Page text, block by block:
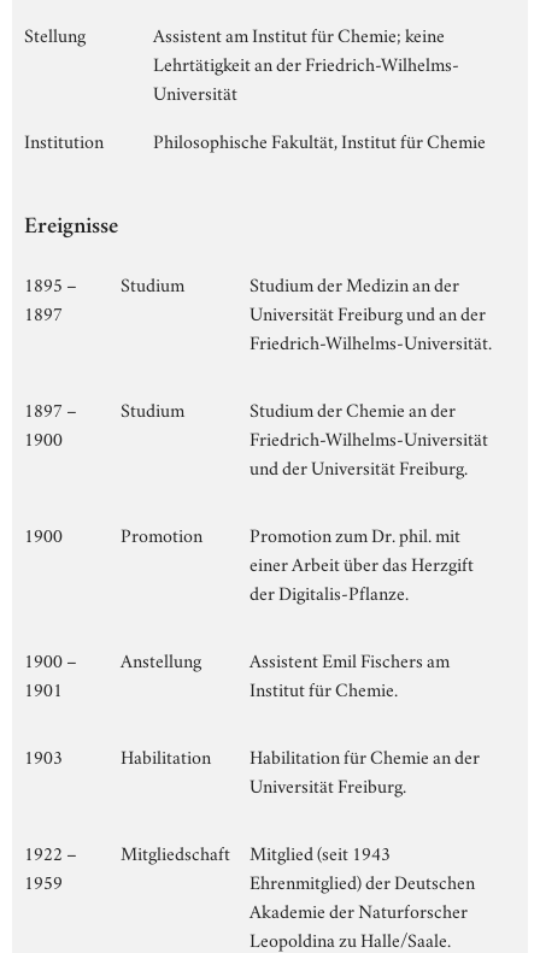
Stellung
Assistent am Institut für Chemie; keine
Lehrtätigkeit an der Friedrich-Wilhelms-
Universität
Institution
Philosophische Fakultät, Institut für Chemie
Ereignisse
1895 –
1897
Studium
Studium der Medizin an der
Universität Freiburg und an der
Friedrich-Wilhelms-Universität.
1897 –
1900
Studium
Studium der Chemie an der
Friedrich-Wilhelms-Universität
und der Universität Freiburg.
1900 Promotion
Promotion zum Dr. phil. mit
einer Arbeit über das Herzgift
der Digitalis-Pflanze.
1900 –
1901
Anstellung
Assistent Emil Fischers am
Institut für Chemie.
1903 Habilitation
Habilitation für Chemie an der
Universität Freiburg.
1922 –
1959
Mitgliedschaft
Mitglied (seit 1943
Ehrenmitglied) der Deutschen
Akademie der Naturforscher
Leopoldina zu Halle/Saale.